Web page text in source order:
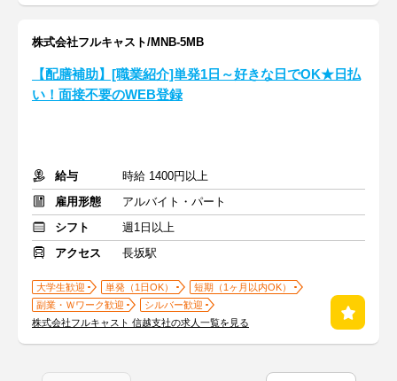
株式会社フルキャスト/MNB-5MB
【配膳補助】[職業紹介]単発1日～好きな日でOK★日払
い！面接不要のWEB登録
給与
時給 1400円以上
雇用形態
アルバイト・パート
シフト
週1日以上
アクセス
長坂駅
大学生歓迎 単発（1日OK）
短期（1ヶ月以内OK）
副業・Ｗワーク歓迎
シルバー歓迎
株式会社フルキャスト 信越支社の求人一覧を見る